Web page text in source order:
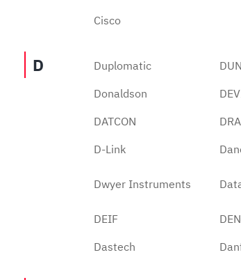
Cisco
D Duplomatic
Donaldson
DATCON
D-Link
Dwyer Instruments
DEIF
Dastech
Оформить заказ